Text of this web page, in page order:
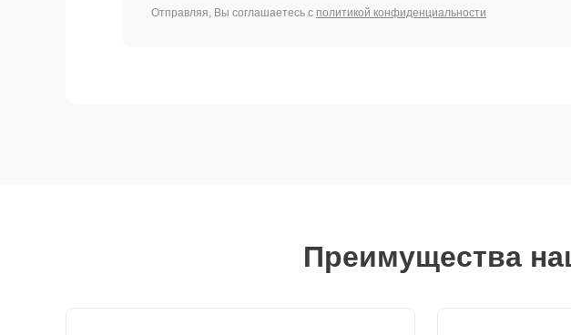
Отправляя, Вы соглашаетесь с политикой конфиденциальности
Преимущества